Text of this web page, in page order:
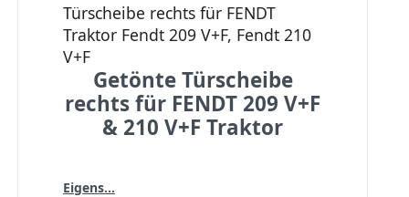
Türscheibe rechts für FENDT
Traktor Fendt 209 V+F, Fendt 210
V+F
Getönte Türscheibe
rechts für FENDT 209 V+F
& 210 V+F Traktor
Eigens...